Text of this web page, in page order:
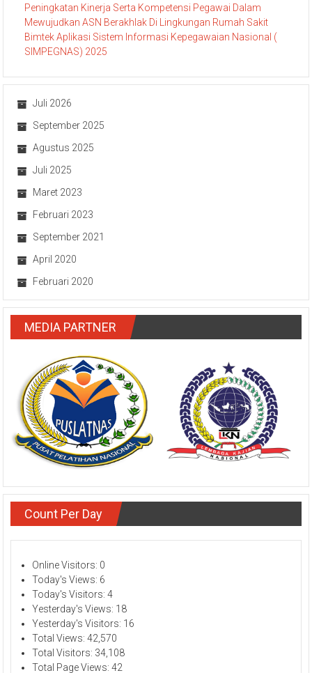
Peningkatan Kinerja Serta Kompetensi Pegawai Dalam
Mewujudkan ASN Berakhlak Di Lingkungan Rumah Sakit
Bimtek Aplikasi Sistem Informasi Kepegawaian Nasional (
SIMPEGNAS) 2025
Juli 2026
September 2025
Agustus 2025
Juli 2025
Maret 2023
Februari 2023
September 2021
April 2020
Februari 2020
MEDIA PARTNER
Count Per Day
Online Visitors: 0
Today's Views: 6
Today's Visitors:4
Yesterday's Views: 18
Yesterday's Visitors: 16
Total Views:42,570
Total Visitors: 34,108
Total Page Views:42